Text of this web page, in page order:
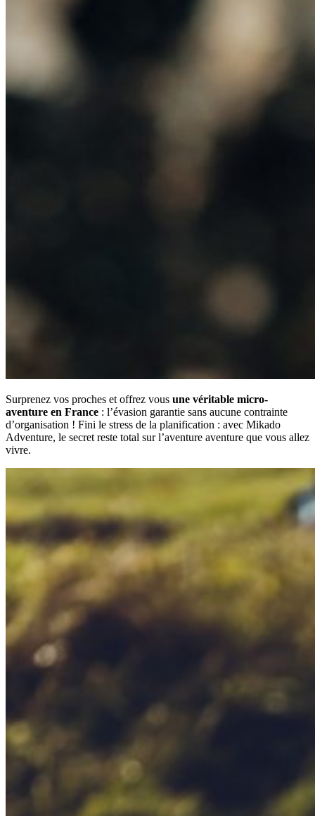
Surprenez vos proches et offrez vous une véritable micro-
aventure en France : l’évasion garantie sans aucune contrainte
d’organisation ! Fini le stress de la planification : avec Mikado
Adventure, le secret reste total sur l’aventure aventure que vous allez
vivre.